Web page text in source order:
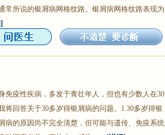
常所说的银屑病网格纹路。银屑病网格纹路表现为
免疫性疾病，多发于青壮年人，但也有少数人在30
将回答关于30多岁得银屑病的问题。1.30多岁得银
病的原因尚不完全清楚，但可能与遗传、免疫系统